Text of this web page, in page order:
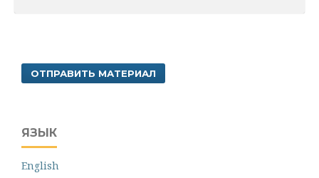
ОТПРАВИТЬ МАТЕРИАЛ
ЯЗЫК
English